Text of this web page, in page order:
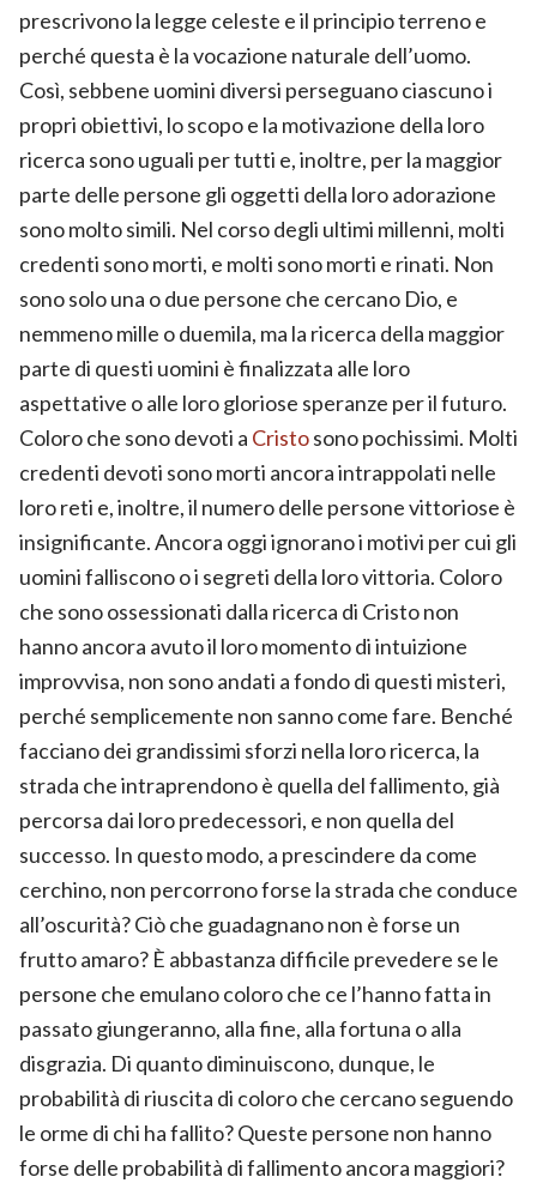
prescrivono la legge celeste e il principio terreno e
perché questa è la vocazione naturale dell’uomo.
Così, sebbene uomini diversi perseguano ciascuno i
propri obiettivi, lo scopo e la motivazione della loro
ricerca sono uguali per tutti e, inoltre, per la maggior
parte delle persone gli oggetti della loro adorazione
sono molto simili. Nel corso degli ultimi millenni, molti
credenti sono morti, e molti sono morti e rinati. Non
sono solo una o due persone che cercano Dio, e
nemmeno mille o duemila, ma la ricerca della maggior
parte di questi uomini è finalizzata alle loro
aspettative o alle loro gloriose speranze per il futuro.
Coloro che sono devoti a Cristosono pochissimi. Molti
credenti devoti sono morti ancora intrappolati nelle
loro reti e, inoltre, il numero delle persone vittoriose è
insignificante. Ancora oggi ignorano i motivi per cui gli
uomini falliscono o i segreti della loro vittoria. Coloro
che sono ossessionati dalla ricerca di Cristo non
hanno ancora avuto il loro momento di intuizione
improvvisa, non sono andati a fondo di questi misteri,
perché semplicemente non sanno come fare. Benché
facciano dei grandissimi sforzi nella loro ricerca, la
strada che intraprendono è quella del fallimento, già
percorsa dai loro predecessori, e non quella del
successo. In questo modo, a prescindere da come
cerchino, non percorrono forse la strada che conduce
all’oscurità? Ciò che guadagnano non è forse un
frutto amaro? È abbastanza difficile prevedere se le
persone che emulano coloro che ce l’hanno fatta in
passato giungeranno, alla fine, alla fortuna o alla
disgrazia. Di quanto diminuiscono, dunque, le
probabilità di riuscita di coloro che cercano seguendo
le orme di chi ha fallito? Queste persone non hanno
forse delle probabilità di fallimento ancora maggiori?